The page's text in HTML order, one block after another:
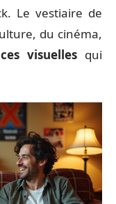
Le vestiaire de
du cinéma,
visuelles qui